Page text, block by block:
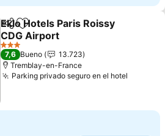
CompartirAgregar a favoritos
Eklo Hotels Paris Roissy
CDG Airport
Ver precios
3 Estrellas
7,6 Bueno
13.723
Tremblay-en-France
Parking privado seguro en el hotel